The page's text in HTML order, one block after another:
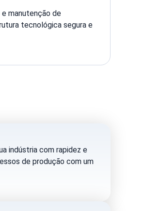
manutenção de
tecnológica segura e
indústria com rapidez e
de produção com um